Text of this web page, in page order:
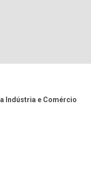
Indústria e Comércio